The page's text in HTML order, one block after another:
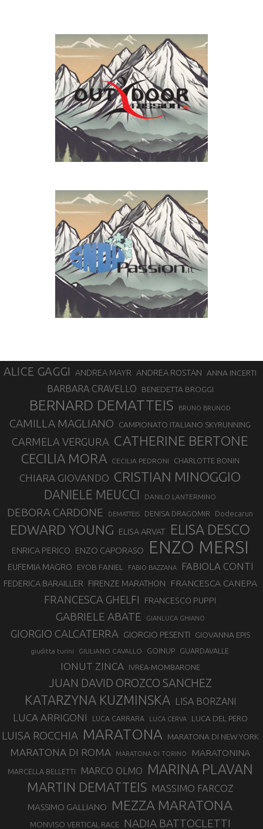
ALICE GAGGI ANDREA MAYR ANDREA ROSTAN ANNA INCERTI
BARBARA CRAVELLO BENEDETTA BROGGI
BERNARD DEMATTEIS BRUNO BRUNOD
CAMILLA MAGLIANO CAMPIONATO ITALIANO SKYRUNNING
CARMELA VERGURA CATHERINE BERTONE
CECILIA MORA CECILIA PEDRONI CHARLOTTE BONIN
CHIARA GIOVANDO CRISTIAN MINOGGIO
DANIELE MEUCCI DANILO LANTERMINO
DEBORA CARDONE DEMATTEIS DENISA DRAGOMIR Dodecarun
EDWARD YOUNG ELISA ARVAT ELISA DESCO
ENRICA PERICO ENZO CAPORASO ENZO MERSI
EUFEMIA MAGRO EYOB FANIEL FABIO BAZZANA FABIOLA CONTI
FEDERICA BARAILLER FIRENZE MARATHON FRANCESCA CANEPA
FRANCESCA GHELFI FRANCESCO PUPPI
GABRIELE ABATE GIANLUCA GHIANO
GIORGIO CALCATERRA GIORGIO PESENTI GIOVANNA EPIS
giuditta turini GIULIANO CAVALLO GOINUP GUARDAVALLE
IONUT ZINCA IVREA-MOMBARONE
JUAN DAVID OROZCO SANCHEZ
KATARZYNA KUZMINSKA LISA BORZANI
LUCA ARRIGONI LUCA CARRARA LUCA CERVA LUCA DEL PERO
LUISA ROCCHIA MARATONA MARATONA DI NEW YORK
MARATONA DI ROMA MARATONA DI TORINO MARATONINA
MARCELLA BELLETTI MARCO OLMO MARINA PLAVAN
MARTIN DEMATTEIS MASSIMO FARCOZ
MASSIMO GALLIANO MEZZA MARATONA
MONVISO VERTICAL RACE NADIA BATTOCLETTI